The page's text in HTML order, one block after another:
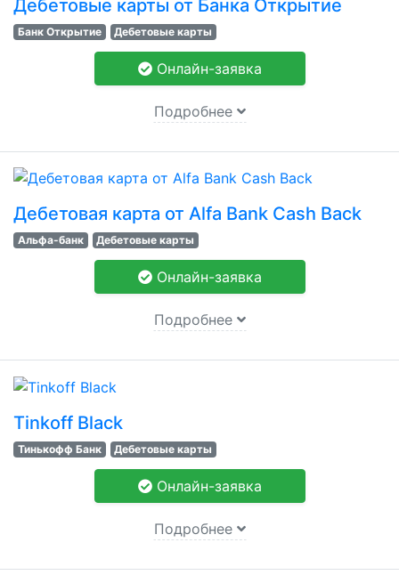
Дебетовые карты от Банка Открытие
Банк Открытие Дебетовые карты
Онлайн-заявка
Подробнее
Дебетовая карта от Alfa Bank Cash Back
Альфа-банк Дебетовые карты
Онлайн-заявка
Подробнее
Tinkoff Black
Тинькофф Банк Дебетовые карты
Онлайн-заявка
Подробнее